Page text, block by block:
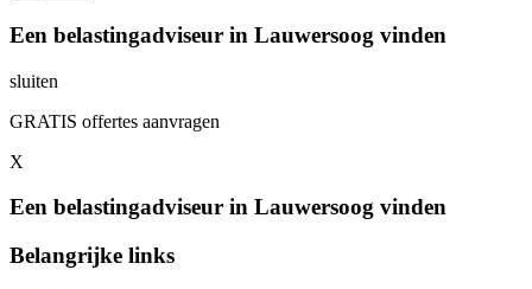
Een belastingadviseur in Lauwersoog vinden
sluiten
GRATIS offertes aanvragen
X
Een belastingadviseur in Lauwersoog vinden
Belangrijke links